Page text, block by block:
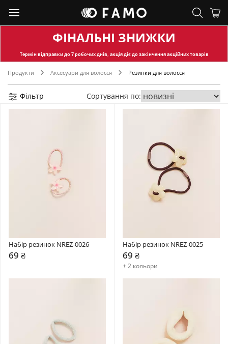
ФІНАЛЬНІ ЗНИЖКИ
Термін відправкидо 7 робочих днів, акція діє до закінчення акційних товарів
Продукти Аксесуари для волосся Резинки для волосся
Фільтр Сортування по:
Набір резинок NREZ-0026
69 ₴
Набір резинок NREZ-0025
69 ₴
+ 2 кольори